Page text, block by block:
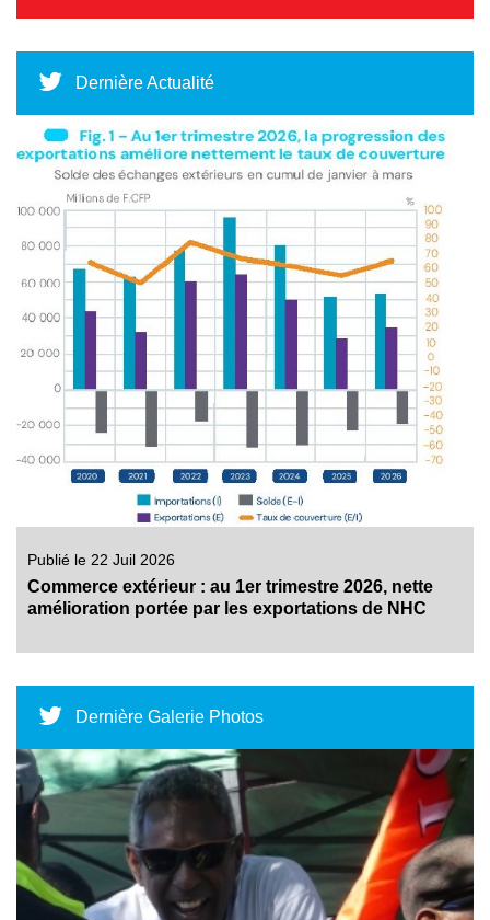
Dernière Actualité
Publié le 22 Juil 2026
Commerce extérieur : au 1er trimestre 2026, nette
amélioration portée par les exportations de NHC
Dernière Galerie Photos